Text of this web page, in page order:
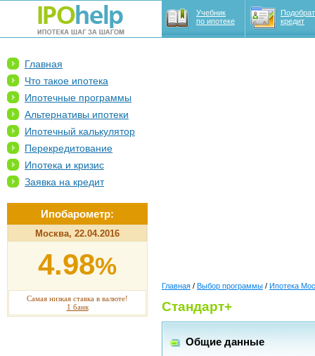
Учебник
по ипотеке
кредит
Главная
Что такое ипотека
Ипотечные программы
Альтернативы ипотеки
Ипотечный калькулятор
Перекредитование
Ипотека и кризис
Заявка на кредит
Ипобарометр:
Москва, 22.04.2016
4.98%
Самая низкая ставка в валюте!
1 банк
Главная / Выбор программы / Ипотека
Стандарт+
Общие данные